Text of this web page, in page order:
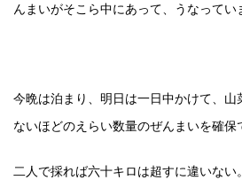
んまいがそこら中にあって、うなってい
今晩は泊まり、明日は一日中かけて、
ないほどのえらい数量のぜんまいを確保
二人で採れば六十キロは超すに違いない。